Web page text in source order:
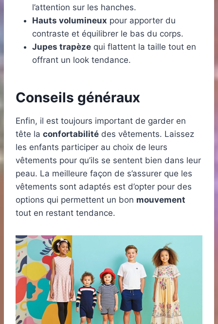
l’attention sur les hanches.
Hauts volumineux pour apporter du
contraste et équilibrer le bas du corps.
Jupes trapèze qui flattent la taille tout en
offrant un look tendance.
Conseils généraux
Enfin, il est toujours important de garder en
tête la confortabilité des vêtements. Laissez
les enfants participer au choix de leurs
vêtements pour qu’ils se sentent bien dans leur
peau. La meilleure façon de s’assurer que les
vêtements sont adaptés est d’opter pour des
options qui permettent un bon mouvement
tout en restant tendance.